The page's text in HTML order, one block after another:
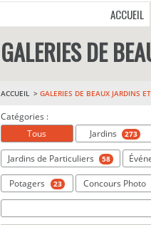
ACCUEIL
GALERIES DE
ACCUEIL GALERIES DE BEAUX JARDINS
Catégories :
Tous
Jardins 273
Jardins de Particuliers 58
Potagers 23 Concours Photo